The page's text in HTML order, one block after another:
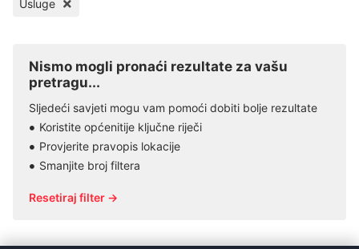
Usluge
Nismo mogli pronaći rezultate za vašu
pretragu...
Sljedeći savjeti mogu vam pomoći dobiti bolje rezultate
Koristite općenitije ključne riječi
Provjerite pravopis lokacije
Smanjite broj filtera
Resetiraj filter →